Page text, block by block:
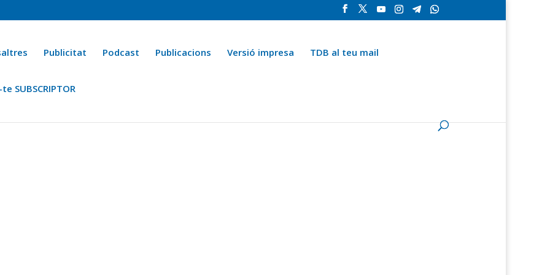
Publicitat Podcast Publicacions Versió impresa TDB al teu mail
SUBSCRIPTOR
Ara fa 25 anys